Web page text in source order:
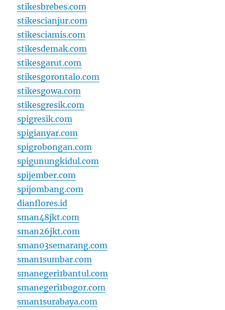
stikesbrebes.com
stikescianjur.com
stikesciamis.com
stikesdemak.com
stikesgarut.com
stikesgorontalo.com
stikesgowa.com
stikesgresik.com
spigresik.com
spigianyar.com
spigrobongan.com
spigunungkidul.com
spijember.com
spijombang.com
dianflores.id
sman48jkt.com
sman26jkt.com
sman03semarang.com
sman1sumbar.com
smanegeri1bantul.com
smanegeri1bogor.com
sman1surabaya.com